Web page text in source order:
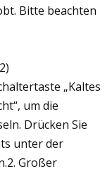
Bitte beachten
„Kaltes
um die
Drücken Sie
unter der
Großer